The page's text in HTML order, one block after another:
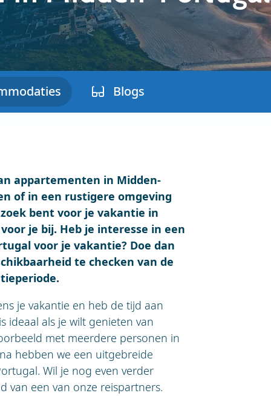
Blogs
appartementen in Midden-
of in een rustigere omgeving
bent voor je vakantie in
je bij. Heb je interesse in een
voor je vakantie? Doe dan
te checken van de
je vakantie en heb de tijd aan
ideaal als je wilt genieten van
met meerdere personen in
hebben we een uitgebreide
Wil je nog even verder
van een van onze reispartners.